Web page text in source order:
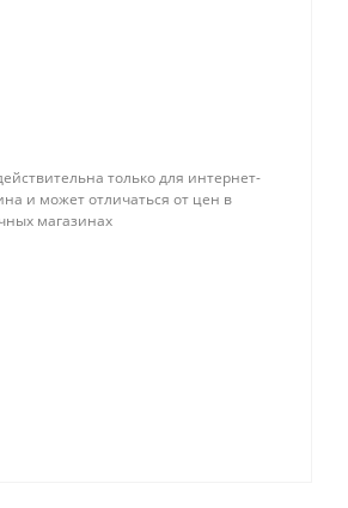
только для интернет-
и может отличаться от цен в
магазинах